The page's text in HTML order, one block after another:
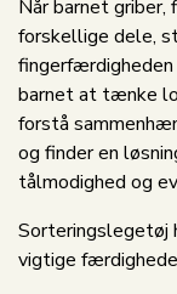
Når barnet
forskellige dele,
barnet at tænke
forstå
og finder en
tålmodighed og
Sorteringslegetøj
vigtige